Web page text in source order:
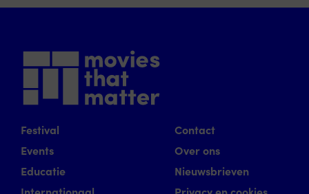
Festival
Events
Educatie
Contact
Over ons
Nieuwsbrieven